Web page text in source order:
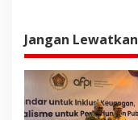
Jangan Lewatkan